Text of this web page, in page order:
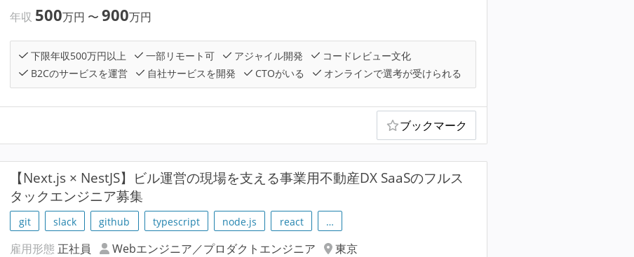
年収 500万円 〜900万円
下限年収500万円以上 一部リモート可 アジャイル開発
コードレビュー文化
B2Cのサービスを運営
自社サービスを開発 CTOがいる オンラインで選考が受けられる
ブックマーク
【Next.js × NestJS】ビル運営の現場を支える事業用不動産DX SaaSのフルス
タックエンジニア募集
git slack github typescript node.js react …
雇用形態 正社員 Webエンジニア／プロダクトエンジニア
東京